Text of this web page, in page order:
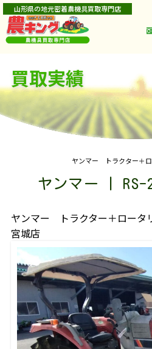
山形県の地元密着農機具買取専門店
買取実績
ヤンマー トラクター＋
ヤンマー | RS-
ヤンマー トラクター＋ロー
宮城店